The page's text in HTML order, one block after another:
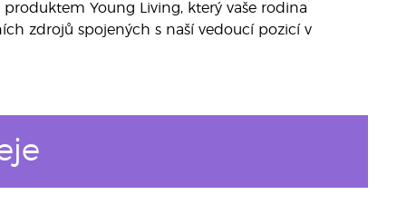
Young Living, který vaše rodina
zdrojů spojených s naší vedoucí pozicí v